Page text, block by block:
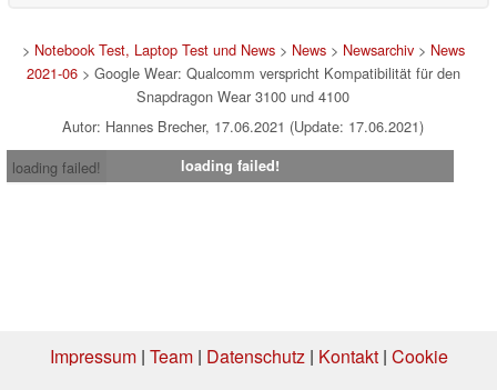
> Notebook Test, Laptop Test und News> News> Newsarchiv> News
2021-06> Google Wear: Qualcomm verspricht Kompatibilität für den
Snapdragon Wear 3100 und 4100
Autor: Hannes Brecher, 17.06.2021 (Update: 17.06.2021)
loading failed!
loading failed!
Impressum| Team| Datenschutz| Kontakt| Cookie